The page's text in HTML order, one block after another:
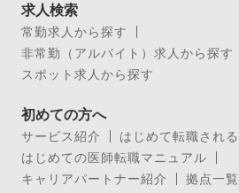
求人検索
常勤求人から探す
非常勤（アルバイト）求人から探す
スポット求人から探す
初めての方へ
サービス紹介
はじめて転職され
はじめての医師転職マニュアル
キャリアパートナー紹介
拠点一覧